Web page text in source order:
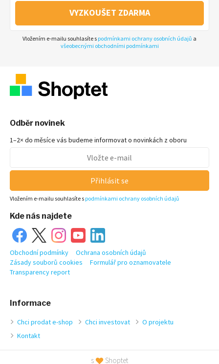
VYZKOUŠET ZDARMA
Vložením e-mailu souhlasíte s podmínkami ochrany osobních údajů a
všeobecnými obchodními podmínkami
Informace
Chci prodat e-shop Chci investovat
O projektu
Kontakt
Odběr novinek
1–2× do měsíce vás budeme informovat o novinkách z oboru
Přihlásit se
Vložením e-mailu souhlasíte s podmínkami ochrany osobních údajů
Kde nás najdete
Obchodní podmínky
Ochrana osobních údajů
Zásady souborů cookies
Formulář pro oznamovatele
Transparency report
s Shoptet